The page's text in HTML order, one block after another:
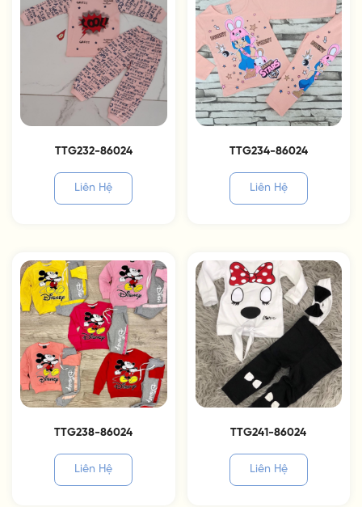
TTG232-86024
Liên Hệ
TTG234-86024
Liên Hệ
TTG238-86024
Liên Hệ
TTG241-86024
Liên Hệ